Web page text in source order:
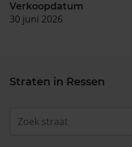
Verkoopdatum
30 juni 2026
Straten in Ressen